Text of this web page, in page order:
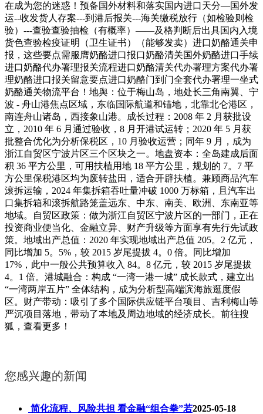
在成为您的迷惑！预备国外材料和落实国内进口天分—国外发
运--收发货人存案---到港后报关---海关缴税放行（如检验则检
验）---查验查验抽检（有概率）——及格判断后出具国内入境
货色查验检疫证明（卫生证书）（能够发卖）进口奶酪通关申
报，这些要点需服膺奶酪进口报口奶酪清关国外奶酪进口手续
进口奶酪代办署理报关流程进口奶酪清关代办署理方案代办署
理奶酪进口报关留意要点进口奶酪门到门全套代办署理一坐式
奶酪通关物流平台！地舆：位于梅山岛，地处长三角南翼、宁
波 - 舟山港焦点区域，东临国际航道和锚地，北靠北仑港区，
南连舟山诸岛，西接象山港。成长过程：2008 年 2 月获批设
立，2010 年 6 月通过验收，8 月开港试运转；2020 年 5 月获
批整合优化为分析保税区，10 月验收运营；同年 9 月，成为
浙江自贸区宁波片区三个区块之一。地盘资本：全岛建成后面
积 36 平方公里，可用扶植用地 18 平方公里，规划的 7。7 平
方公里保税港区均为废转盐田，适合开辟扶植。兼顾商品汽车
滚拆运输，2024 年集拆箱吞吐量冲破 1000 万标箱，且汽车出
口集拆箱和滚拆航路笼盖远东、中东、南美、欧洲、东南亚等
地域。自贸区政策：做为浙江自贸区宁波片区的一部门，正在
投资商业便当化、金融立异、财产升级等方面享有先行先试政
策。地域出产总值：2020 年实现地域出产总值 205。2 亿元，
同比增加 5。5%，较 2015 岁尾提拔 4。0 倍。同比增加
17%，此中一般公共预算收入 84。8 亿元，较 2015 岁尾提拔
4。1 倍。港城融合：构成 “一湾一港一城” 成长款式，建立出
“一湾两岸五片” 全体结构，成为分析型高端滨海旅逛度假
区。财产带动：吸引了多个国际供应链平台项目、吉利梅山等
严沉项目落地，带动了本地及周边地域的经济成长。前往搜
狐，查看更多！
您感兴趣的新闻
简化流程、风险共担 看金融“组合拳”若2025-05-18